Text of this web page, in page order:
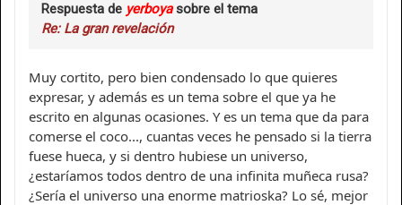
Respuesta de yerboyasobre el tema
Re: La gran revelación
Muy cortito, pero bien condensado lo que quieres
expresar, y además es un tema sobre el que ya he
escrito en algunas ocasiones. Y es un tema que da para
comerse el coco..., cuantas veces he pensado si la tierra
fuese hueca, y si dentro hubiese un universo,
¿estaríamos todos dentro de una infinita muñeca rusa?
¿Sería el universo una enorme matrioska? Lo sé, mejor